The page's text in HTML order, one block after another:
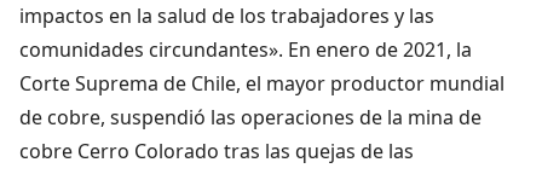
impactos en la salud de los trabajadores y las
comunidades circundantes». En enero de 2021, la
Corte Suprema de Chile, el mayor productor mundial
de cobre, suspendió las operaciones de la mina de
cobre Cerro Colorado tras las quejas de las